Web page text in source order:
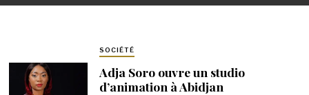
SOCIÉTÉ
Adja Soro ouvre un studio
d’animation à Abidjan